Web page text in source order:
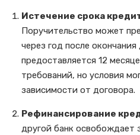
Истечение срока
Поручительство может
через год после
предоставляется 12
требований, но условия
зависимости от договора.
Рефинансирование
другой банк освобождает